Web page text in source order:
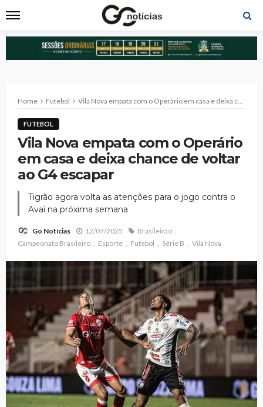
Home Futebol Vila Nova empata com o Operário em casa e deixa chance de voltar ao G4 escapar
FUTEBOL
Vila Nova empata com o Operário
em casa e deixa chance de voltar
ao G4 escapar
Tigrão agora volta as atenções para o jogo contra o
Avaí na próxima semana
Go Notícias 12/07/2025
Brasileirão
Campeonato Brasileiro
Esporte Futebol Série B Vila Nova